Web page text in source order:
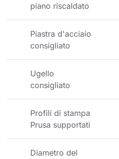
piano riscaldato
Piastra d'acciaio
consigliato
Ugello
consigliato
Profili di stampa
Prusa supportati
Diametro del